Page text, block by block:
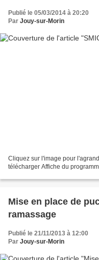
Publié le 05/03/2014 à 20:20
Par Jouy-sur-Morin
Cliquez sur l'image pour
télécharger Affiche du
Mise en place de
ramassage
Publié le 21/11/2013 à 12:00
Par Jouy-sur-Morin